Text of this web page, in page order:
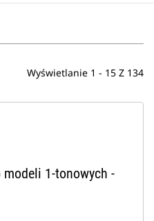
Wyświetlanie 1 - 15 Z 134
1-tonowych -